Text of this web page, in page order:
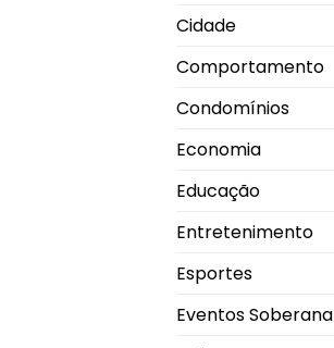
Cidade
Comportamento
Condomínios
Economia
Educação
Entretenimento
Esportes
Eventos Soberana